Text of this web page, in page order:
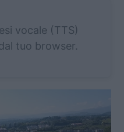
vocale (TTS)
tuo browser.